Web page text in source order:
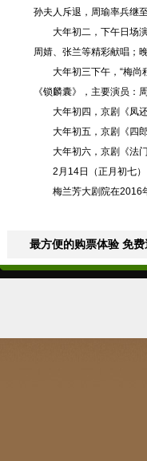
孙夫人斥退，周瑜率兵继
大年初二，下午日场演
周婧、张兰等精彩献唱；
大年初三下午，“梅尚程
《锁麟囊》，主要演员：
大年初四，京剧《凤还
大年初五，京剧《四郎
大年初六，京剧《法门
2月14日（正月初七）
梅兰芳大剧院在2016年
最方便的购票体验 免